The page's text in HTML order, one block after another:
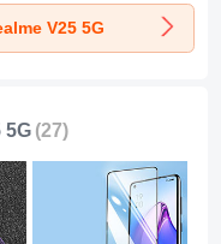
Marron
V25 5G
5G (27)